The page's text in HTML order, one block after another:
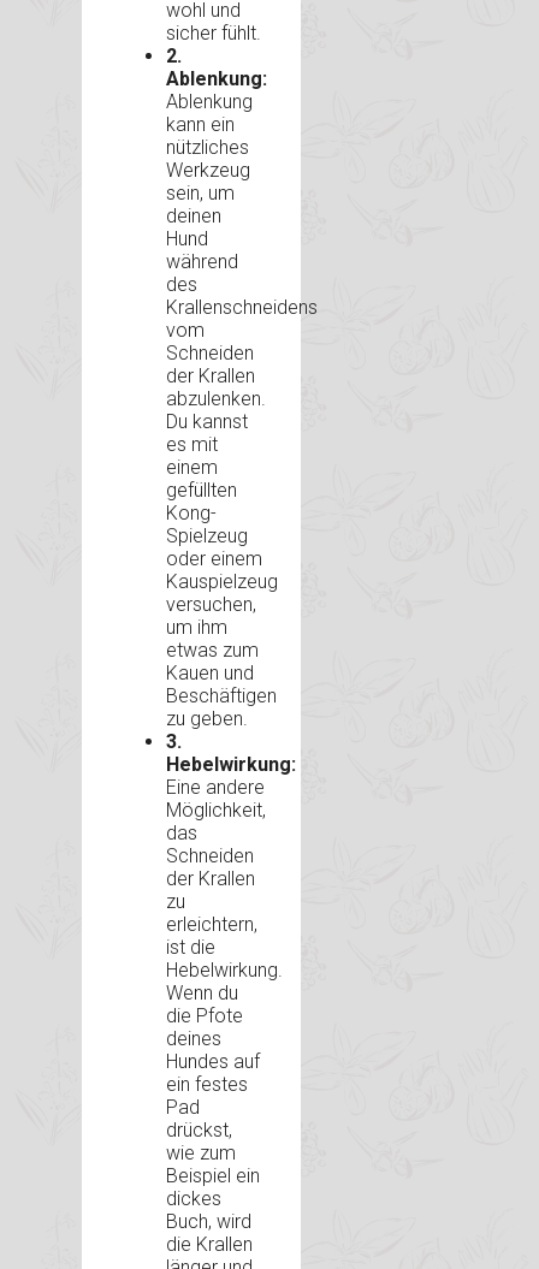
wohl und
sicher fühlt.
2.
Ablenkung:
Ablenkung
kann ein
nützliches
Werkzeug
sein, um
deinen
Hund
während
des
Krallenschneidens
vom
Schneiden
der Krallen
abzulenken.
Du kannst
es mit
einem
gefüllten
Kong-
Spielzeug
oder einem
Kauspielzeug
versuchen,
um ihm
etwas zum
Kauen und
Beschäftigen
zu geben.
3.
Hebelwirkung:
Eine andere
Möglichkeit,
das
Schneiden
der Krallen
zu
erleichtern,
ist die
Hebelwirkung.
Wenn du
die Pfote
deines
Hundes auf
ein festes
Pad
drückst,
wie zum
Beispiel ein
dickes
Buch, wird
die Krallen